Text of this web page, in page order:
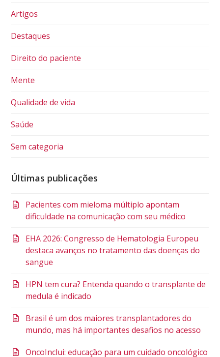
Artigos
Destaques
Direito do paciente
Mente
Qualidade de vida
Saúde
Sem categoria
Últimas publicações
Pacientes com mieloma múltiplo apontam
dificuldade na comunicação com seu médico
EHA 2026: Congresso de Hematologia Europeu
destaca avanços no tratamento das doenças do
sangue
HPN tem cura? Entenda quando o transplante de
medula é indicado
Brasil é um dos maiores transplantadores do
mundo, mas há importantes desafios no acesso
OncoInclui: educação para um cuidado oncológico